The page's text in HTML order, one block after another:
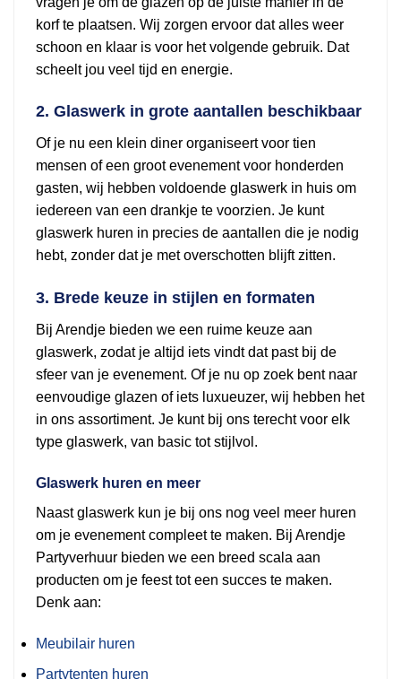
korf te plaatsen. Wij zorgen ervoor dat alles weer
schoon en klaar is voor het volgende gebruik. Dat
scheelt jou veel tijd en energie.
2. Glaswerk in grote aantallen beschikbaar
Of je nu een klein diner organiseert voor tien
mensen of een groot evenement voor honderden
gasten, wij hebben voldoende glaswerk in huis om
iedereen van een drankje te voorzien. Je kunt
glaswerk huren in precies de aantallen die je nodig
hebt, zonder dat je met overschotten blijft zitten.
3. Brede keuze in stijlen en formaten
Bij Arendje bieden we een ruime keuze aan
glaswerk, zodat je altijd iets vindt dat past bij de
sfeer van je evenement. Of je nu op zoek bent naar
eenvoudige glazen of iets luxueuzer, wij hebben het
in ons assortiment. Je kunt bij ons terecht voor elk
type glaswerk, van basic tot stijlvol.
Glaswerk huren en meer
Naast glaswerk kun je bij ons nog veel meer huren
om je evenement compleet te maken. Bij Arendje
Partyverhuur bieden we een breed scala aan
producten om je feest tot een succes te maken.
Denk aan:
Meubilair huren
Partytenten huren